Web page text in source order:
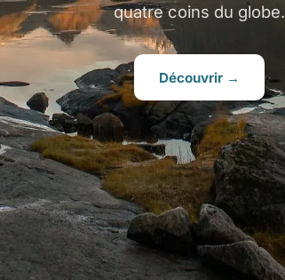
quatre coins du globe.
Découvrir →